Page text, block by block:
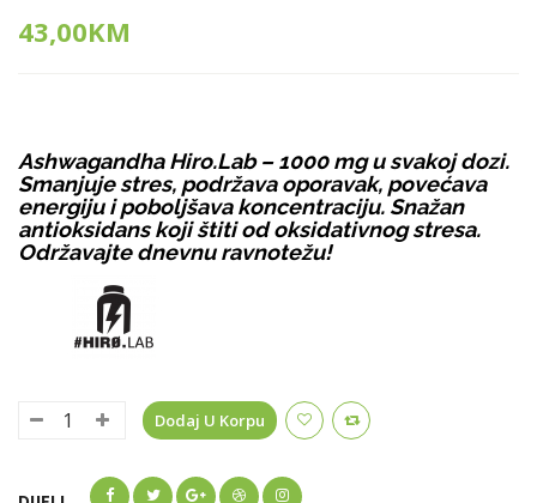
43,00KM
Ashwagandha Hiro.Lab – 1000 mg u svakoj dozi.
Smanjuje stres, podržava oporavak, povećava
energiju i poboljšava koncentraciju. Snažan
antioksidans koji štiti od oksidativnog stresa.
Održavajte dnevnu ravnotežu!
Dodaj U Korpu